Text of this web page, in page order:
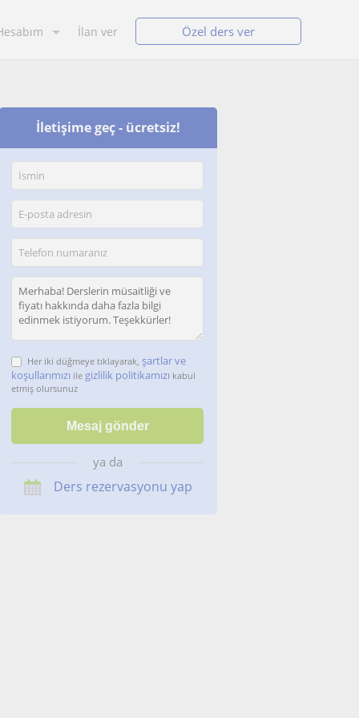
İlan ver Özel ders ver
İletişime geç - ücretsiz!
Her iki düğmeye tıklayarak, şartlar ve
koşullarımızı ile gizlilik politikamızı kabul
etmiş olursunuz
ya da
Ders rezervasyonu yap